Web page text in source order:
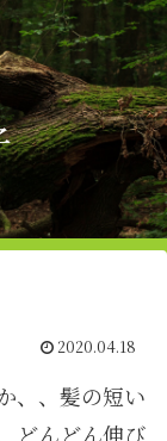
2020.04.18
、、髪の短い
どんどん伸び